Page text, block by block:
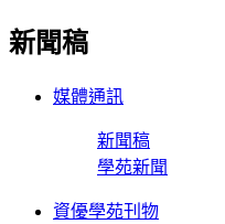
新聞稿
媒體通訊
新聞稿
學苑新聞
資優學苑刊物